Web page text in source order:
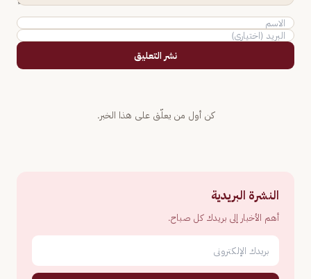
نشر التعليق
كن أول من يعلّق على هذا الخبر.
النشرة البريدية
أهم الأخبار إلى بريدك كل صباح.